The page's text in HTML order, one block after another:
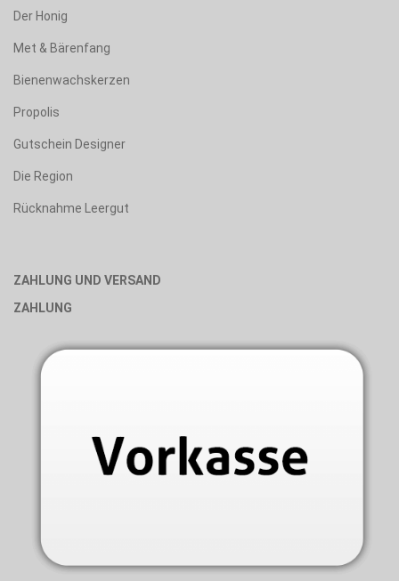
Der Honig
Met & Bärenfang
Bienenwachskerzen
Propolis
Gutschein Designer
Die Region
Rücknahme Leergut
ZAHLUNG UND VERSAND
ZAHLUNG